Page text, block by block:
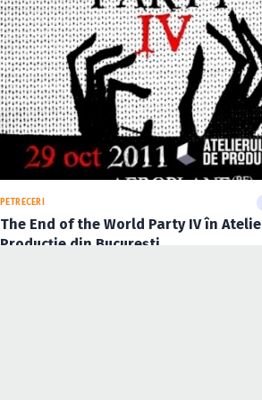
Halloween Karaoke în Zebbra Club din
Bucureşti